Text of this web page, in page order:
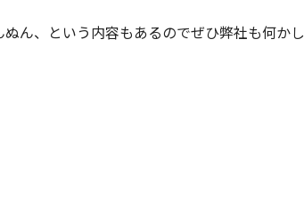
ん、という内容もあるのでぜひ弊社も何かし